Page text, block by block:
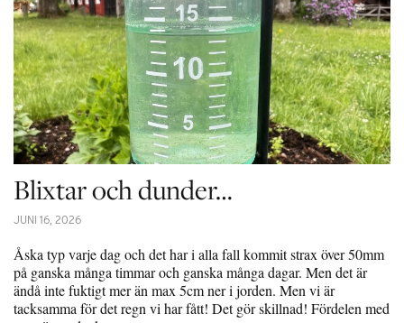
Blixtar och dunder…
JUNI 16, 2026
Åska typ varje dag och det har i alla fall kommit strax över 50mm
på ganska många timmar och ganska många dagar. Men det är
ändå inte fuktigt mer än max 5cm ner i jorden. Men vi är
tacksamma för det regn vi har fått! Det gör skillnad! Fördelen med